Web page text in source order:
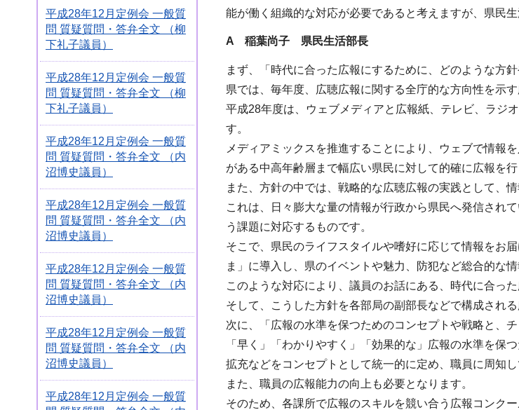
平成28年12月定例会 一般質
問 質疑質問・答弁全文 （柳
下礼子議員）
平成28年12月定例会 一般質
問 質疑質問・答弁全文 （柳
下礼子議員）
平成28年12月定例会 一般質
問 質疑質問・答弁全文 （内
沼博史議員）
平成28年12月定例会 一般質
問 質疑質問・答弁全文 （内
沼博史議員）
平成28年12月定例会 一般質
問 質疑質問・答弁全文 （内
沼博史議員）
平成28年12月定例会 一般質
問 質疑質問・答弁全文 （内
沼博史議員）
平成28年12月定例会 一般質
能が働く組織的な対応が必要であると考えますが、県民生
A 稲葉尚子 県民生活部長
まず、「時代に合った広報にするために、どのような方
県では、毎年度、広聴広報に関する全庁的な方向性を示
平成28年度は、ウェブメディアと広報紙、テレビ、ラジ
す。
メディアミックスを推進することにより、ウェブで情報
がある中高年齢層まで幅広い県民に対して的確に広報を行
また、方針の中では、戦略的な広聴広報の実践として、
これは、日々膨大な量の情報が行政から県民へ発信され
う課題に対応するものです。
そこで、県民のライフスタイルや嗜好に応じて情報をお
ま」に導入し、県のイベントや魅力、防犯など総合的な
このような対応により、議員のお話にある、時代に合った
そして、こうした方針を各部局の副部長などで構成され
次に、「広報の水準を保つためのコンセプトや戦略と、
「早く」「わかりやすく」「効果的な」広報の水準を保
拡充などをコンセプトとして統一的に定め、職員に周知し
また、職員の広報能力の向上も必要となります。
そのため、各課所で広報のスキルを競い合う広報コンク